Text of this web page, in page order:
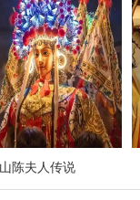
陈夫人传说